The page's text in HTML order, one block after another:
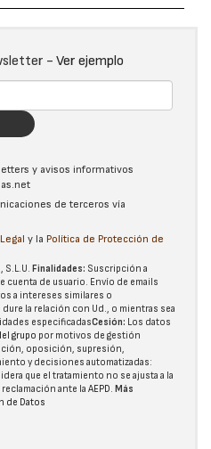
- Ver ejemplo
y avisos informativos
de terceros vía
y la Política de Protección de
S.L.U. Finalidades: Suscripción a
de usuario. Envío de emails
a intereses similares o
dure la relación con Ud., o mientras sea
especificadasCesión: Los datos
grupo por motivos de gestión
oposición, supresión,
y decisiones automatizadas:
que el tratamiento no se ajusta a la
ante la AEPD. Más
de Datos